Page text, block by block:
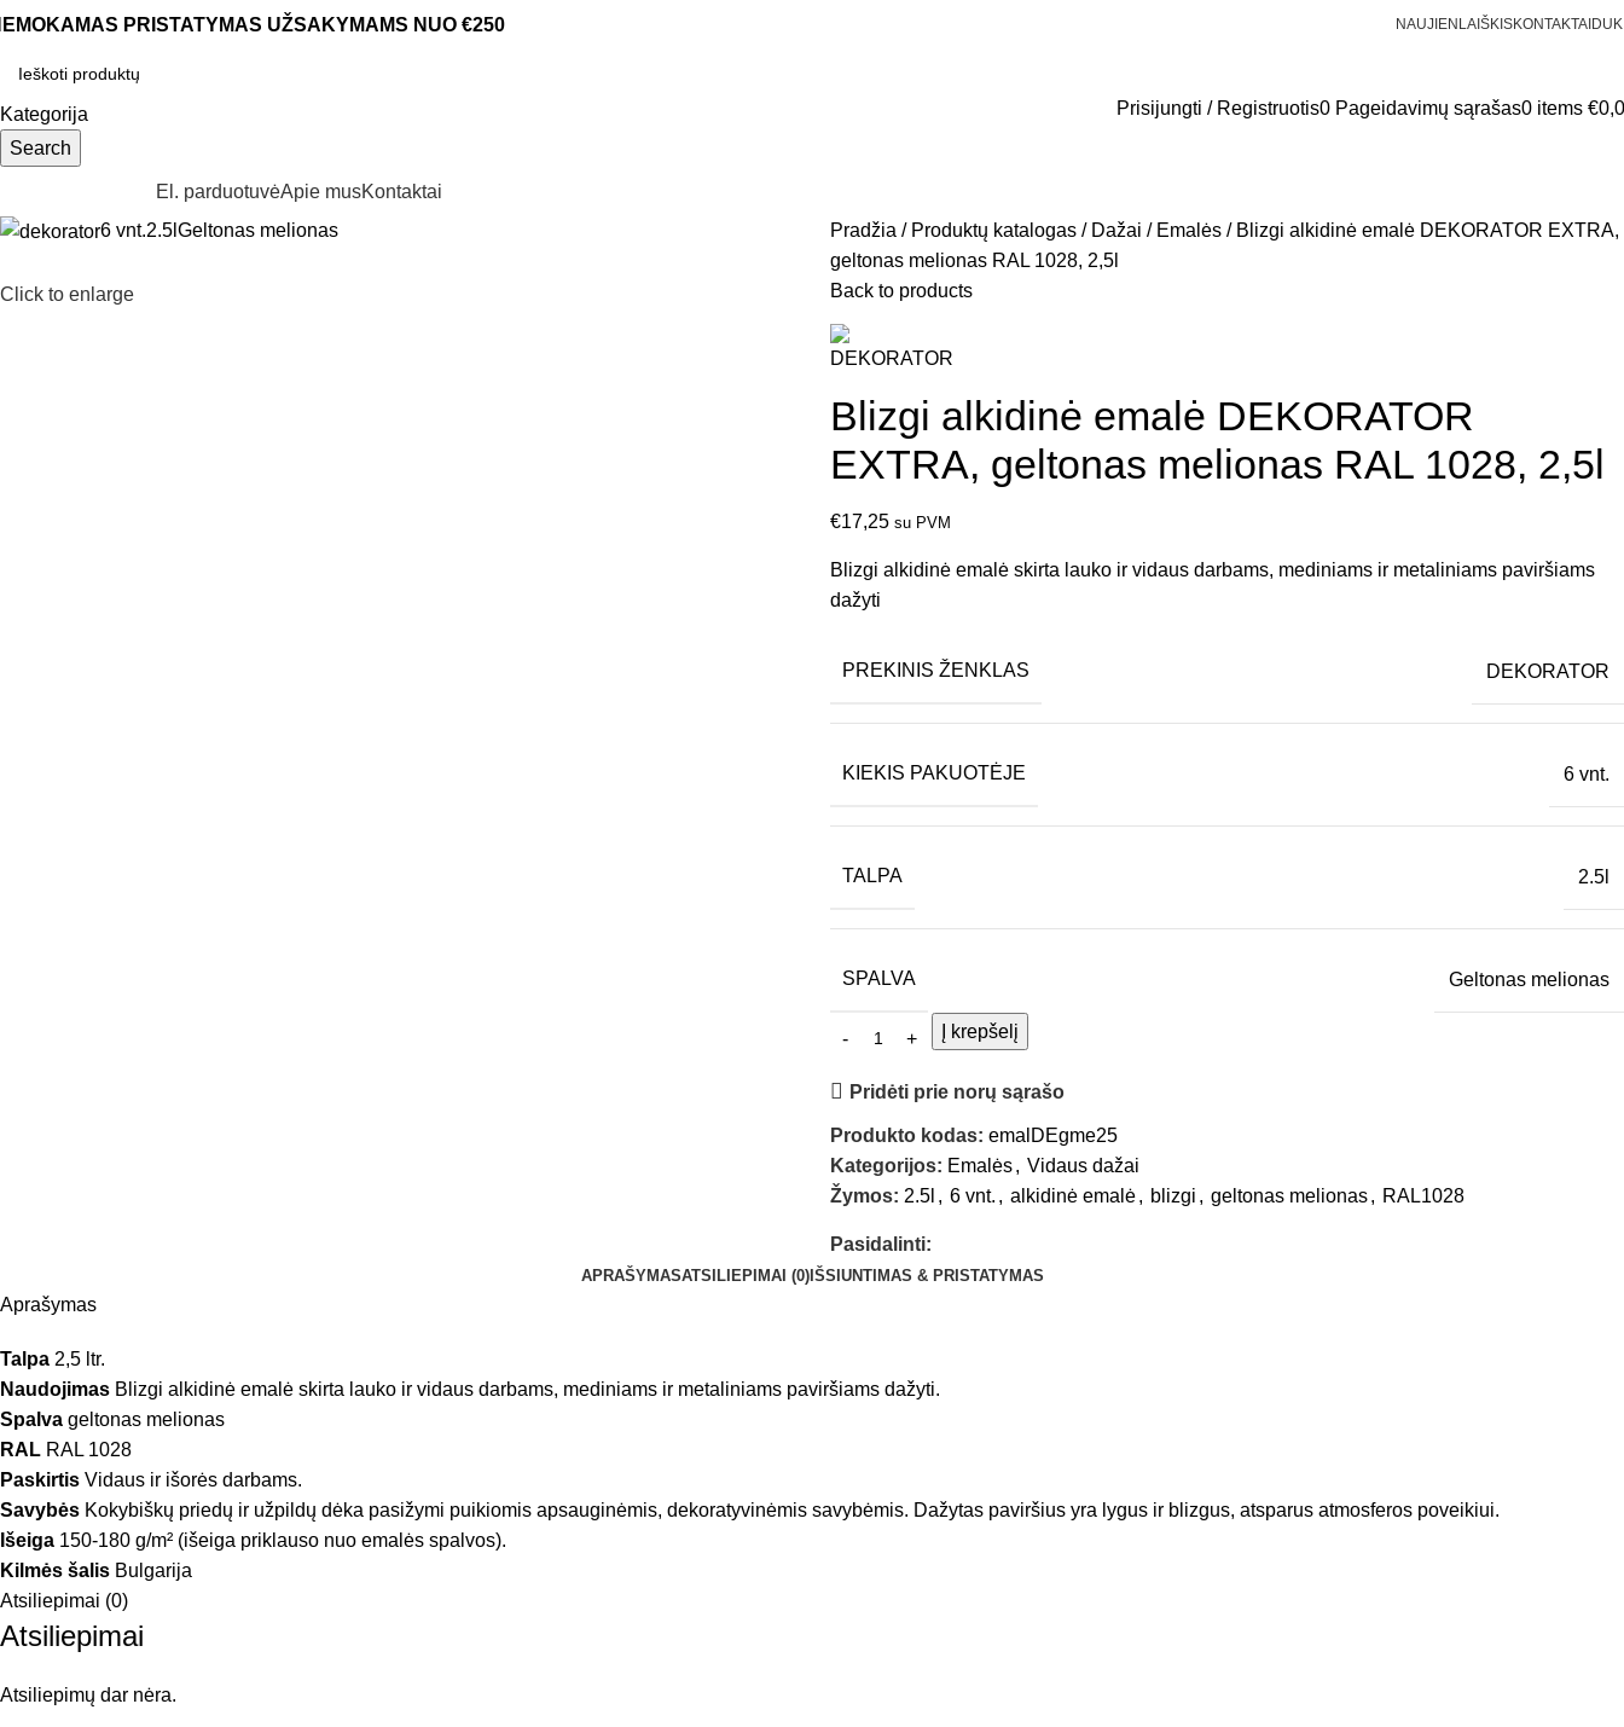
PRISTATYMAS UŽSAKYMAMS NUO €250 NAUJIENLAIŠKISKONTAKTAI DUK
Kategorija
Search
Prisijungti / Registruotis0 Pageidavimų sąrašas0 items €
El. parduotuvėApie musKontaktai
6 vnt.2.5l Geltonas melionas
Click to enlarge
Pradžia Produktų katalogas Dažai Emalės
Blizgi alkidinė emalė DEKORATOR EXTRA,
geltonas melionas RAL 1028, 2,5l
Back to products
Blizgi alkidinė emalė DEKORATOR
EXTRA, geltonas melionas RAL 1028, 2,5l
€17,25 su PVM
Blizgi alkidinė emalė skirta lauko ir vidaus darbams, mediniams ir metaliniams paviršiams
dažyti
PREKINIS ŽENKLAS DEKORATOR
KIEKIS PAKUOTĖJE 6 vnt.
TALPA 2.5l
SPALVA Geltonas melionas
Į krepšelį
Pridėti prie norų sąrašo
Produkto kodas: emalDEgme25
Kategorijos: Emalės, Vidaus dažai
Žymos: 2.5l , 6 vnt. , alkidinė emalė, blizgi , geltonas melionas, RAL1028
Pasidalinti:
APRAŠYMASATSILIEPIMAI (0)IŠSIUNTIMAS & PRISTATYMAS
Aprašymas
Talpa 2,5 ltr.
Naudojimas Blizgi alkidinė emalė skirta lauko ir vidaus darbams, mediniams ir metaliniams paviršiams dažyti.
Spalva geltonas melionas
RAL RAL 1028
Paskirtis Vidaus ir išorės darbams.
Savybės Kokybiškų priedų ir užpildų dėka pasižymi puikiomis apsauginėmis, dekoratyvinėmis savybėmis. Dažytas paviršius yra lygus ir blizgus, atsparus atmosferos poveikiui.
Išeiga 150-180 g/m² (išeiga priklauso nuo emalės spalvos).
Kilmės šalis Bulgarija
Atsiliepimai (0)
Atsiliepimai
Atsiliepimų dar nėra.